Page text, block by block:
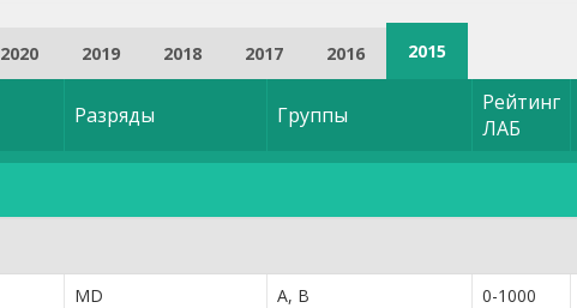
2020 2019 2018 2017 2016 2015
Разряды Группы
Рейтинг
ЛАБ
MD A, B 0-1000